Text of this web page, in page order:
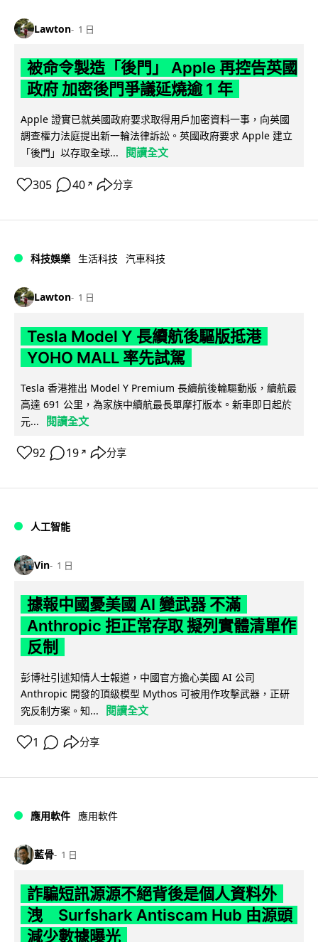
Lawton 1 日
被命令製造「後門」 Apple 再控告英國
政府 加密後門爭議延燒逾 1 年
Apple 證實已就英國政府要求取得用戶加密資料一事，向英國
調查權力法庭提出新一輪法律訴訟。英國政府要求 Apple 建立
「後門」以存取全球...
閱讀全文
305 40 ↗ 分享
科技娛樂 生活科技 汽車科技
Lawton 1 日
Tesla Model Y 長續航後驅版抵港
YOHO MALL 率先試駕
Tesla 香港推出 Model Y Premium 長續航後輪驅動版，續航最
高達 691 公里，為家族中續航最長單摩打版本。新車即日起於
元...
閱讀全文
92 19 ↗ 分享
人工智能
Vin 1 日
據報中國憂美國 AI 變武器 不滿
Anthropic 拒正常存取 擬列實體清單作
反制
彭博社引述知情人士報道，中國官方擔心美國 AI 公司
Anthropic 開發的頂級模型 Mythos 可被用作攻擊武器，正研
究反制方案。知...
閱讀全文
1 分享
應用軟件 應用軟件
藍骨 1 日
詐騙短訊源源不絕背後是個人資料外
洩 Surfshark Antiscam Hub 由源頭
減少數據曝光